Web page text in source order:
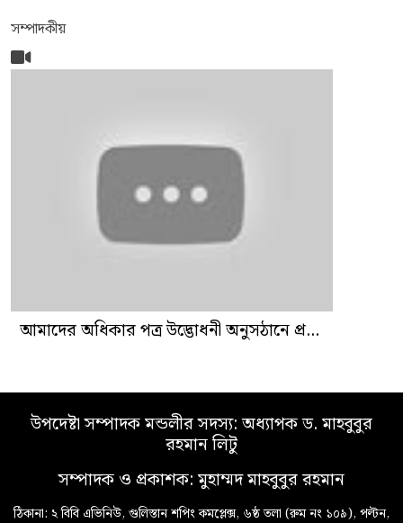
সম্পাদকীয়
আমাদের অধিকার পত্র উদ্ভোধনী অনুসঠানে প্র...
উপদেষ্টা সম্পাদক মন্ডলীর সদস্য: অধ্যাপক ড. মাহবুবুর
রহমান লিটু
সম্পাদক ও প্রকাশক: মুহাম্মদ মাহবুবুর রহমান
ঠিকানা: ২ বিবি এভিনিউ, গুলিস্তান শপিং কমপ্লেক্স, ৬ষ্ঠ তলা (রুম নং ১০৯), পল্টন,